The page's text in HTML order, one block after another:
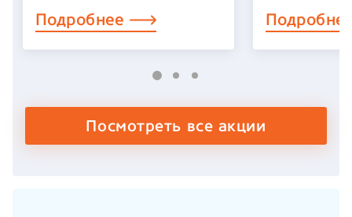
Подробнее
Посмотреть все акции